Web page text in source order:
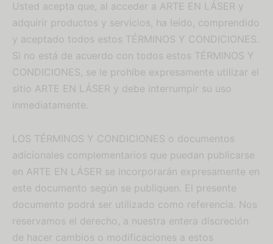
Usted acepta que, al acceder a ARTE EN LÁSER y
adquirir productos y servicios, ha leído, comprendido
y aceptado todos estos TÉRMINOS Y CONDICIONES.
Si no está de acuerdo con todos estos TÉRMINOS Y
CONDICIONES, se le prohíbe expresamente utilizar el
sitio ARTE EN LÁSER y debe interrumpir su uso
inmediatamente.
LOS TÉRMINOS Y CONDICIONES o documentos
adicionales complementarios que puedan publicarse
en ARTE EN LÁSER se incorporarán expresamente en
este documento según se publiquen. El presente
documento podrá ser utilizado como referencia. Nos
reservamos el derecho, a nuestra entera discreción
de hacer cambios o modificaciones a estos